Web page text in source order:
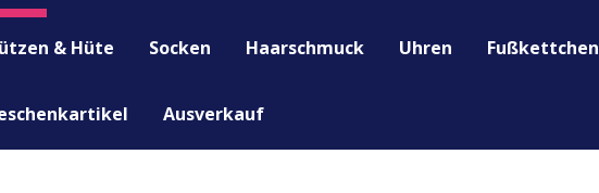
& Hüte Socken Haarschmuck Uhren Fußkettchen
Ausverkauf